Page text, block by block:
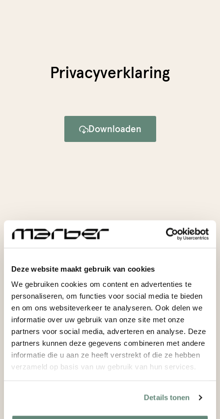
Deze website maakt gebruik van cookies
We gebruiken cookies om content en advertenties te
personaliseren, om functies voor social media te bieden
en om ons websiteverkeer te analyseren. Ook delen we
informatie over uw gebruik van onze site met onze
partners voor social media, adverteren en analyse. Deze
partners kunnen deze gegevens combineren met andere
informatie die u aan ze heeft verstrekt of die ze hebben
verzameld op basis van uw gebruik van hun services.
Details tonen
Privacyverklaring
Downloaden